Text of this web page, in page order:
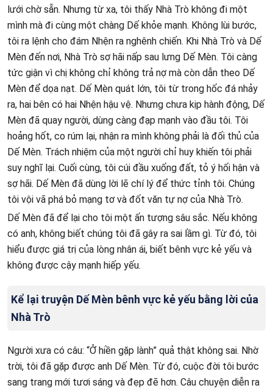
lưới chờ sẵn. Nhưng từ xa, tôi thấy Nhà Trò không đi một
mình mà đi cùng một chàng Dế khỏe mạnh. Không lùi bước,
tôi ra lệnh cho đám Nhện ra nghênh chiến. Khi Nhà Trò và Dế
Mèn đến nơi, Nhà Trò sợ hãi nấp sau lưng Dế Mèn. Tôi càng
tức giận vì chị không chỉ không trả nợ mà còn dẫn theo Dế
Mèn để dọa nạt. Dế Mèn quát lớn, tôi từ trong hốc đá nhảy
ra, hai bên có hai Nhện hậu vệ. Nhưng chưa kịp hành động, Dế
Mèn đã quay người, dùng càng đạp mạnh vào đầu tôi. Tôi
hoảng hốt, co rúm lại, nhận ra mình không phải là đối thủ của
Dế Mèn. Trách nhiệm của một người chỉ huy khiến tôi phải
suy nghĩ lại. Cuối cùng, tôi cúi đầu xuống đất, tỏ ý hối hận và
sợ hãi. Dế Mèn đã dùng lời lẽ chí lý để thức tỉnh tôi. Chúng
tôi vội vã phá bỏ mạng tơ và đốt văn tự nợ của Nhà Trò.
Dế Mèn đã để lại cho tôi một ấn tượng sâu sắc. Nếu không
có anh, không biết chúng tôi đã gây ra sai lầm gì. Từ đó, tôi
hiểu được giá trị của lòng nhân ái, biết bênh vực kẻ yếu và
không được cậy mạnh hiếp yếu.
Kể lại truyện Dế Mèn bênh vực kẻ yếu bằng lời của
Nhà Trò
Người xưa có câu: “Ở hiền gặp lành” quả thật không sai. Nhờ
trời, tôi đã gặp được anh Dế Mèn. Từ đó, cuộc đời tôi bước
sang trang mới tươi sáng và đẹp đẽ hơn. Câu chuyện diễn ra